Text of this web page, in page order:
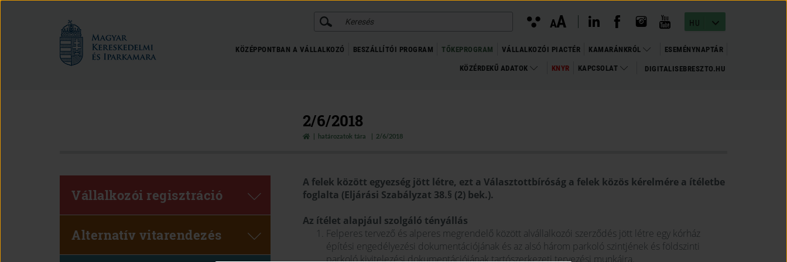
Magyar
Kereskedelmi
és
Iparkamara
KERESÉS Kontraszt
nézet
Betűméret
AA linkedin megnyitása
(open in new window)facebook megnyitása
(open in new window)instagram megnyitása
(open in new window)youtube megnyitása
(open in new window)
HU
KÖZÉPPONTBAN A VÁLLALKOZÓ BESZÁLLÍTÓI PROGRAM TŐKEPROGRAM VÁLLALKOZÓI PIACTÉR KAMARÁNKRÓL ESEMÉNYNAPTÁR
KÖZÉRDEKŰ ADATOK
KNYR
KAPCSOLAT
DIGITALISEBRESZTO.HU
2/6/2018
határozatok tára 2/6/2018
Vállalkozói regisztráció
Alternatív vitarendezés
A felek között egyezség jött létre, ezt a Választottbíróság a felek közös kérelmére a ítéletbe
foglalta (Eljárási Szabályzat 38.§ (2) bek.).
Az ítélet alapjául szolgáló tényállás
Felperes tervező és alperes megrendelő között alvállalkozói szerződés jött létre egy kórház
építési engedélyezési dokumentációjának és az alsó három parkoló szintjének és földszinti
parkoló kivitelezési dokumentációjának tartószerkezeti tervezési munkáira.